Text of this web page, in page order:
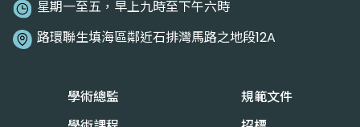
星期一至五，早上九時至下午六時
路環聯生填海區鄰近石排灣馬路之地段12A
學術總監
規範文件